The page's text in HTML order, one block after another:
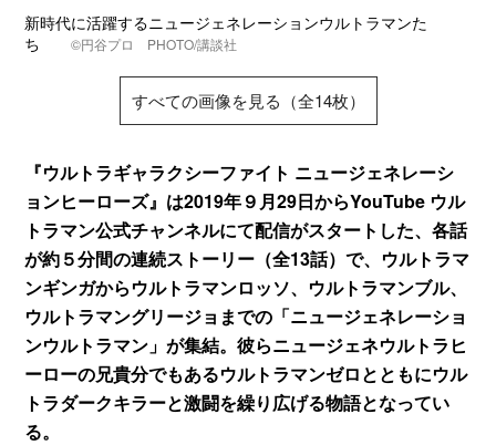
新時代に活躍するニュージェネレーションウルトラマンた
ち©円谷プロ PHOTO/講談社
すべての画像を見る（全14枚）
『ウルトラギャラクシーファイト ニュージェネレーシ
ョンヒーローズ』は2019年９月29日からYouTube ウル
トラマン公式チャンネルにて配信がスタートした、各話
が約５分間の連続ストーリー（全13話）で、ウルトラマ
ンギンガからウルトラマンロッソ、ウルトラマンブル、
ウルトラマングリージョまでの「ニュージェネレーショ
ンウルトラマン」が集結。彼らニュージェネウルトラヒ
ーローの兄貴分でもあるウルトラマンゼロとともにウル
トラダークキラーと激闘を繰り広げる物語となってい
る。